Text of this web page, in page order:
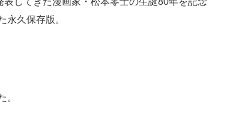
永久保存版。
。